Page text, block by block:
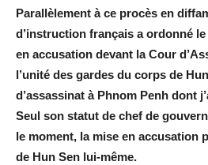
Parallèlement à ce procès en
d’instruction français a ordonné le
en accusation devant la Cour
l’unité des gardes du corps de
d’assassinat à Phnom Penh dont
Seul son statut de chef de
le moment, la mise en accusation
de Hun Sen lui-même.